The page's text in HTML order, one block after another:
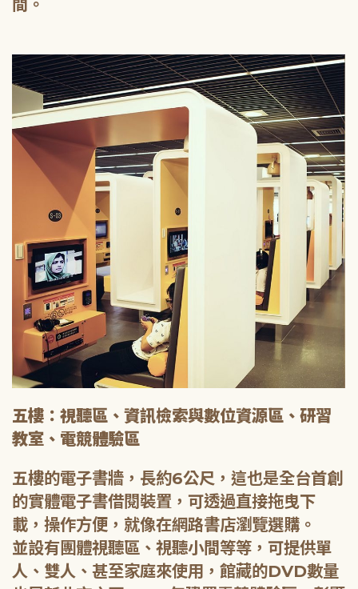
間。
五樓：視聽區、資訊檢索與數位資源區、研習
教室、電競體驗區
五樓的電子書牆，長約6公尺，這也是全台首創
的實體電子書借閱裝置，可透過直接拖曳下
載，操作方便，就像在網路書店瀏覽選購。
並設有團體視聽區、視聽小間等等，可提供單
人、雙人、甚至家庭來使用，館藏的DVD數量